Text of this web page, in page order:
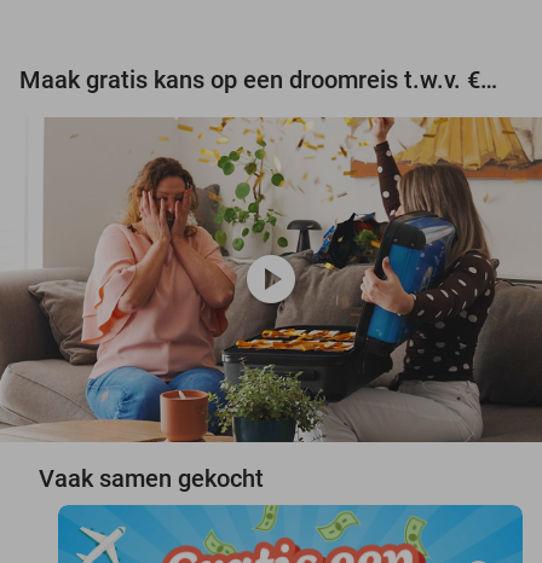
Maak gratis kans op een droomreis t.w.v. €3.000!
play_circle
Vaak samen gekocht